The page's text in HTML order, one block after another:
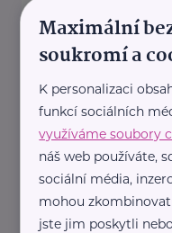
+420 736 176
NEVA E-
Václaví 24
Karikaturio přináší
dárky s osobním
karikatury, které
Maximální
soukromí a
K personalizaci
funkcí sociálních
využíváme soubory
náš web používáte,
sociální média,
mohou
jste jim poskytli